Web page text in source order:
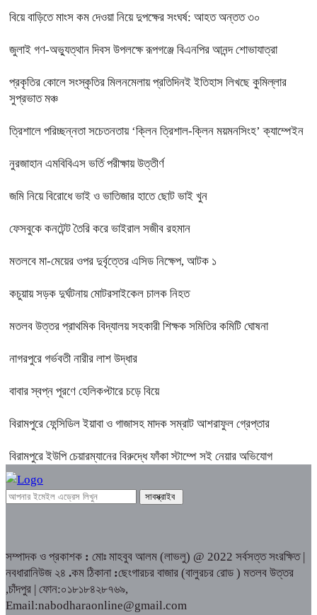
বিয়ে বাড়িতে মাংস কম দেওয়া নিয়ে দুপক্ষের সংঘর্ষ: আহত অন্তত ৩০ ​
জুলাই গণ-অভ্যুত্থান দিবস উপলক্ষে রূপগঞ্জে বিএনপির আনন্দ শোভাযাত্রা
প্রকৃতির কোলে সংস্কৃতির মিলনমেলায় প্রতিদিনই ইতিহাস লিখছে কুমিল্লার
সুপ্রভাত মঞ্চ
ত্রিশালে পরিচ্ছন্নতা সচেতনতায় ‘ক্লিন ত্রিশাল-ক্লিন ময়মনসিংহ’ ক্যাম্পেইন
নুরজাহান এমবিবিএস ভর্তি পরীক্ষায় উত্তীর্ণ
জমি নিয়ে বিরোধে ভাই ও ভাতিজার হাতে ছোট ভাই খুন
ফেসবুকে কনটেন্ট তৈরি করে ভাইরাল সজীব রহমান
মতলবে মা-মেয়ের ওপর দুর্বৃত্তের এসিড নিক্ষেপ, আটক ১
কচুয়ায় সড়ক দুর্ঘটনায় মোটরসাইকেল চালক নিহত
মতলব উত্তর প্রাথমিক বিদ্যালয় সহকারী শিক্ষক সমিতির কমিটি ঘোষনা
নাগরপুরে গর্ভবতী নারীর লাশ উদ্ধার
বাবার স্বপ্ন পূরণে হেলিকপ্টারে চড়ে বিয়ে
বিরামপুরে ফেন্সিডিল ইয়াবা ও গাজাসহ মাদক সম্রাট আশরাফুল গ্রেপ্তার
বিরামপুরে ইউপি চেয়ারম্যানের বিরুদ্ধে ফাঁকা স্টাম্পে সই নেয়ার অভিযোগ
সম্পাদক ও প্রকাশক : মোঃ মাহবুব আলম (লাভলু) @ 2022 সর্বসত্ত সংরক্ষিত |
নবধারানিউজ ২৪ .কম ঠিকানা :ছেংগারচর বাজার (বালুরচর রোড ) মতলব উত্তর
,চাঁদপুর | ফোন:০১৮১৮৪২৮৭৬৯,
Email:nabodharaonline@gmail.com